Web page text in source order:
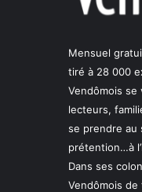
Mensuel
tiré à 28 000
Vendômois
lecteurs,
se prendre au
prétention…à
Dans ses
Vendômois de